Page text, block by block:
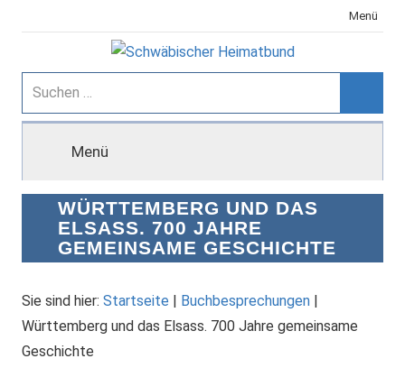
Inhalt
Menü
Schwäbischer
Heimatbund
Suchen
nach:
Menü
WÜRTTEMBERG UND DAS
ELSASS. 700 JAHRE
GEMEINSAME GESCHICHTE
Sie sind hier: Startseite | Buchbesprechungen |
Württemberg und das Elsass. 700 Jahre gemeinsame
Geschichte